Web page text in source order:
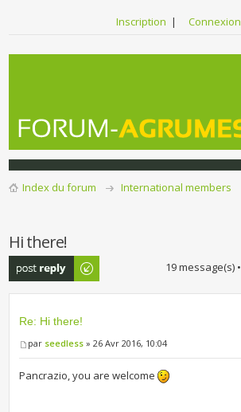
Inscription | Connexion
Index du forum International members
Hi there!
Publier une
réponse
19 message(s) •
Re: Hi there!
par seedless » 26 Avr 2016, 10:04
Pancrazio, you are welcome